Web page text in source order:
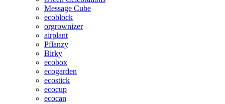
Message Cube
ecoblock
orgrownizer
airplant
Pflanzy
Birky
ecobox
ecogarden
ecostick
ecocup
ecocan